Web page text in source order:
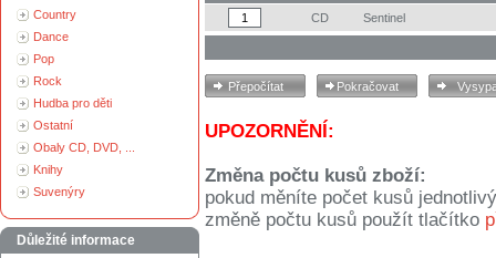
Country
Dance
Pop
Rock
Hudba pro děti
Ostatní
Obaly CD, DVD, ...
Knihy
Suvenýry
Důležité informace
CD
Sentinel
UPOZORNĚNÍ:
Změna počtu kusů zboží:
pokud měníte počet kusů
změně počtu kusů použít tlačítko